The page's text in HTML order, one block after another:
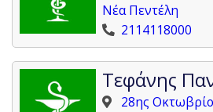
Νέα Πεντέλη
2114118000
Τεφάνης
28ης